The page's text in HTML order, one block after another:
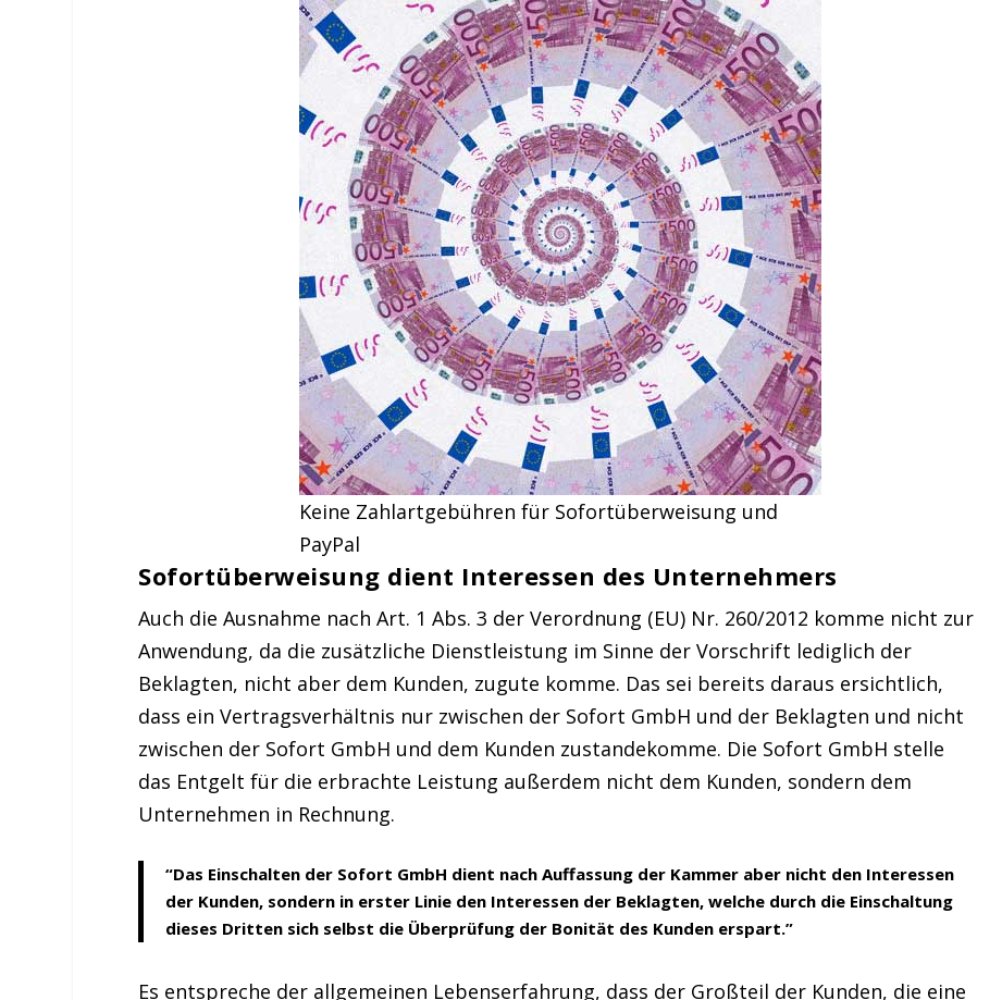
Keine Zahlartgebühren für Sofortüberweisung und
PayPal
Sofortüberweisung dient Interessen des Unternehmers
Auch die Ausnahme nach Art. 1 Abs. 3 der Verordnung (EU) Nr. 260/2012 komme nicht zur
Anwendung, da die zusätzliche Dienstleistung im Sinne der Vorschrift lediglich der
Beklagten, nicht aber dem Kunden, zugute komme. Das sei bereits daraus ersichtlich,
dass ein Vertragsverhältnis nur zwischen der Sofort GmbH und der Beklagten und nicht
zwischen der Sofort GmbH und dem Kunden zustandekomme. Die Sofort GmbH stelle
das Entgelt für die erbrachte Leistung außerdem nicht dem Kunden, sondern dem
Unternehmen in Rechnung.
“Das Einschalten der Sofort GmbH dient nach Auffassung der Kammer aber nicht den Interessen
der Kunden, sondern in erster Linie den Interessen der Beklagten, welche durch die Einschaltung
dieses Dritten sich selbst die Überprüfung der Bonität des Kunden erspart.”
Es entspreche der allgemeinen Lebenserfahrung, dass der Großteil der Kunden, die eine